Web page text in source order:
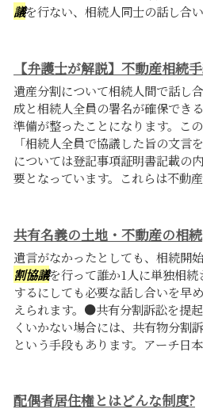
議を行ない、相続人同士の話し合
【弁護士が解説】不動産相続
遺産分割について相続人間で話し合
成と相続人全員の署名が確保でき
準備が整ったことになります。この
「相続人全員で協議した旨の文言
については登記事項証明書記載の
要となっています。これらは不動
共有名義の土地・不動産の相続
遺言がなかったとしても、相続開
割協議を行って誰か1人に単独相
するにしても必要な話し合いを早
えられます。●共有分割訴訟を提
くいかない場合には、共有物分割
という手段もあります。アーチ日
配偶者居住権とはどんな制度?